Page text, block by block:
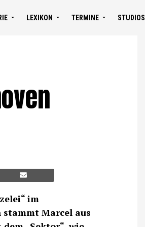
LEXIKON TERMINE STUDIOS
im
stammt Marcel aus